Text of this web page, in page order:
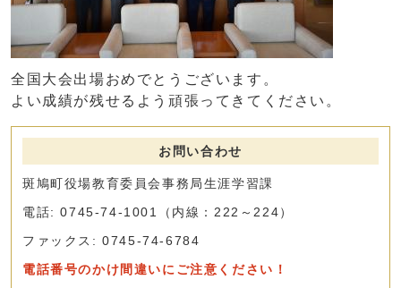
全国大会出場おめでとうございます。
よい成績が残せるよう頑張ってきてください。
お問い合わせ
斑鳩町役場教育委員会事務局生涯学習課
電話: 0745-74-1001（内線：222～224）
ファックス: 0745-74-6784
電話番号のかけ間違いにご注意ください！